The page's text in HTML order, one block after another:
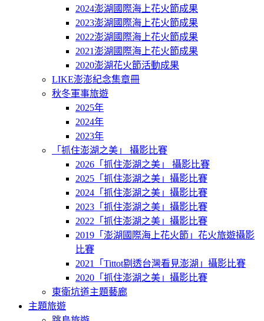
2024澎湖國際海上花火節成果
2023澎湖國際海上花火節成果
2022澎湖國際海上花火節成果
2021澎湖國際海上花火節成果
2020澎湖花火節活動成果
LIKE澎澎紀念集章冊
秋冬軍事旅遊
2025年
2024年
2023年
「抓住澎湖之美」 攝影比賽
2026「抓住澎湖之美」 攝影比賽
2025「抓住澎湖之美」攝影比賽
2024「抓住澎湖之美」攝影比賽
2023「抓住澎湖之美」攝影比賽
2022「抓住澎湖之美」攝影比賽
2019「澎湖國際海上花火節」花火旅遊攝影
比賽
2021「Tittot剔透台灣看見澎湖」攝影比賽
2020「抓住澎湖之美」攝影比賽
東衛坑道主題藝廊
主題旅遊